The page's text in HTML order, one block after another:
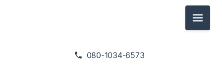
080-1034-6573
メニュ